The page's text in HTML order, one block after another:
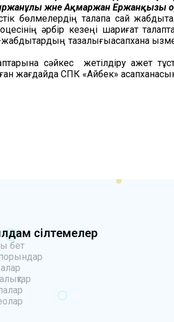
және Ақмаржан Ержанқызы
бөлмелердің талапқа сай
әрбір кезеңі шариғат
жабдықтардың тазалығықасапхана
сәйкес жетілдіру қажет
жағдайда СПК «Айбек»
сілтемелер
бет